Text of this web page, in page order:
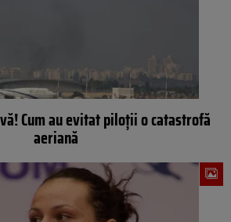
Cum au evitat piloții o catastrofă
aeriană